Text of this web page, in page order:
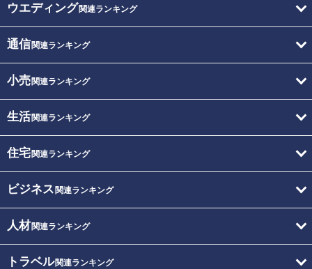
ウエディング関連ランキング
通信関連ランキング
小売関連ランキング
生活関連ランキング
住宅関連ランキング
ビジネス 関連ランキング
人材関連ランキング
トラベル関連ランキング